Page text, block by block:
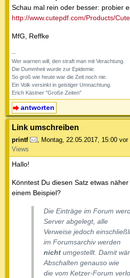
Schau mal rein oder besser: probier
http://www.cutepdf.com/Products/
MfG, Reffke
--
Wer warnen will, den straft man mit Verachtung.
Die Dummheit wurde zur Epidemie.
So groß wie heute war die Zeit noch nie.
Ein Volk versinkt in geistiger Umnachtung.
Erich Kästner "Große Zeiten"
antworten
Link umschreiben
printf , Montag, 22.05.2017, 15:00 vor
Views
Hallo!
Könntest Du diesen Satz etwas
einem Beispiel?
Die Einträge im Forum
Server abgelegt, alle
Verweise jedoch
im Forumsarchiv werden
nicht umgestellt. Damit
Abschalten genauso wie
die vom Ketzer-Forum